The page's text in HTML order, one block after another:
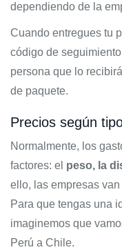
dependiendo de la
Cuando entregues tu
código de
persona que lo
de paquete.
Precios según
Normalmente, los
factores: el peso, la
ello, las empresas
Para que tengas una
imaginemos que
Perú a Chile.